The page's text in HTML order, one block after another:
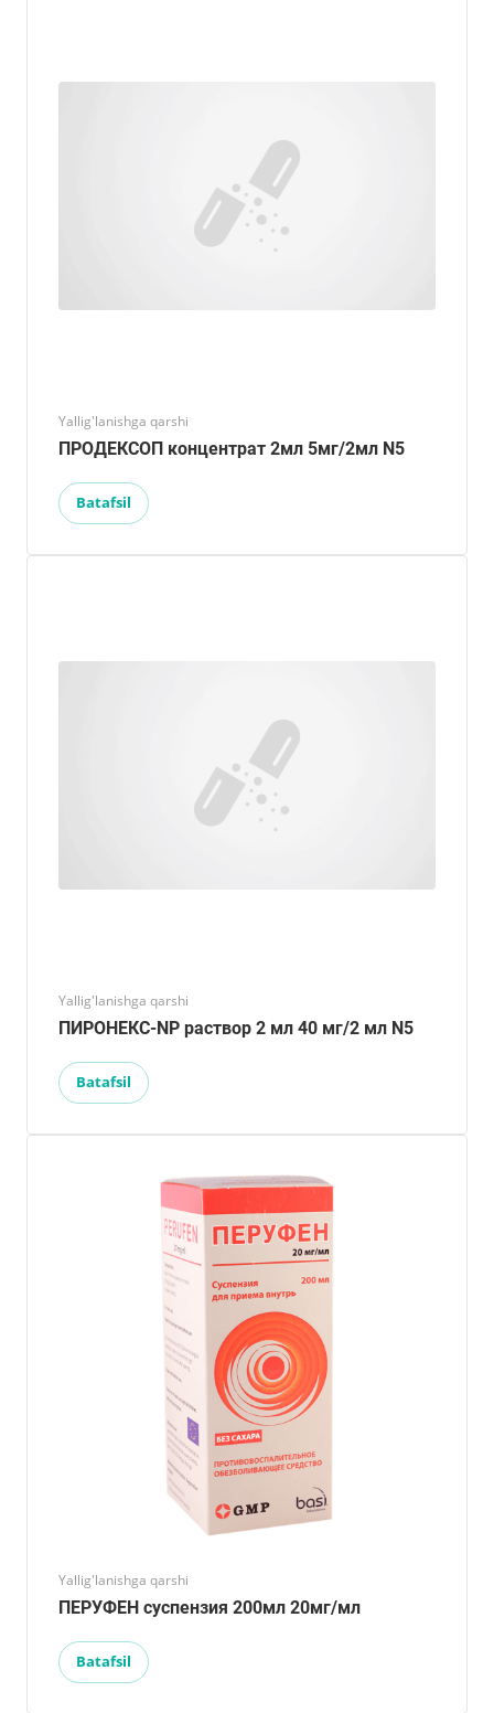
Yallig'lanishga qarshi
ПРОДЕКСОП концентрат 2мл 5мг/2мл N5
Batafsil
Yallig'lanishga qarshi
ПИРОНЕКС-NP раствор 2 мл 40 мг/2 мл N5
Batafsil
Yallig'lanishga qarshi
ПЕРУФЕН суспензия 200мл 20мг/мл
Batafsil